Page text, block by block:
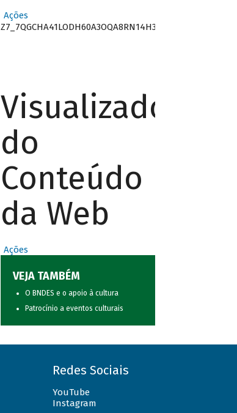
Ações
Z7_7QGCHA41LODH60A3OQA8RN14H3
Visualizador
do
Conteúdo
da Web
Ações
VEJA TAMBÉM
O BNDES e o apoio à cultura
Patrocínio a eventos culturais
Redes Sociais
YouTube
Instagram